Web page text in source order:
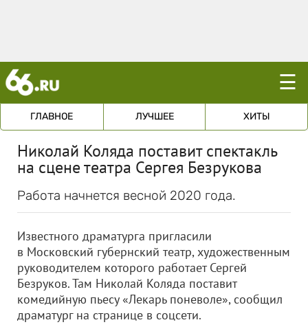
☰
ГЛАВНОЕ ЛУЧШЕЕ ХИТЫ
Николай Коляда поставит спектакль
на сцене театра Сергея Безрукова
Работа начнется весной 2020 года.
Известного драматурга пригласили
в Московский губернский театр, художественным
руководителем которого работает Сергей
Безруков. Там Николай Коляда поставит
комедийную пьесу «Лекарь поневоле», сообщил
драматург на странице в соцсети.